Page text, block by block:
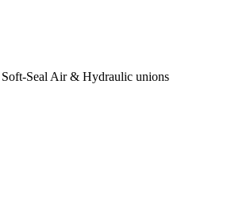
Seal Air & Hydraulic unions